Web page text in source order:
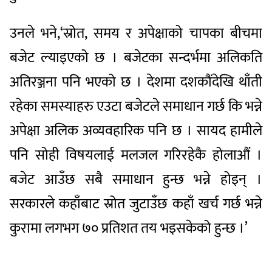
उनले भने,‘स्रोत, समय र अपेक्षाको चापका बीचमा
बजेट ल्याइएको छ । बजेटका सन्दर्भमा अलिकति
अतिरञ्जना पनि भएको छ । देशमा दशकौंदेखि थाँती
रहेका समस्याहरु एउटा बजेटले समाधान गर्छ कि भन्ने
अपेक्षा अलिक अव्यवहारिक पनि छ । सायद हामीले
पनि सोही विषयलाई मलजल गरिरहेकै होलाऔं ।
बजेट आउँछ सबै समाधान हुन्छ भन्ने होइन् ।
सरकारले कहाँबाट स्रोत जुटाउँछ कहाँ खर्च गर्छ भन्ने
कुरामा लगभग ७० प्रतिशत तय भइसकेको हुन्छ ।’